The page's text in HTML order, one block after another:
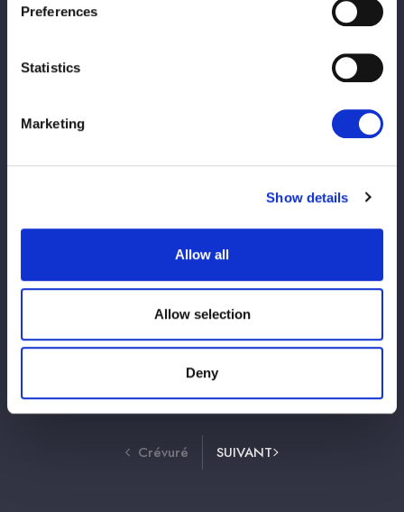
Preferences
Statistics
Marketing
Show details
Allow all
Allow selection
Deny
PIT〜8/3（月）東京・後楽園ホール
櫻井雅浩市長を訪問！ 今後のスターダム大
2026/07/31
水森由菜選手による「熊本地震 義援金募金
活動」実施について
3
Crévuré SUIVANT